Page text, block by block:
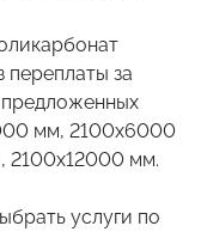
за
предложенных
мм, 2100x6000
2100х12000 мм.
услуги по